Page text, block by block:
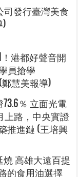
司發行臺灣美食
)
港都好聲音開
員搶學
鄭慧美報導)
％ 立面光電
上路，中央實證
推進鏈 (王培興
燒 高雄大遠百提
的食用油選擇